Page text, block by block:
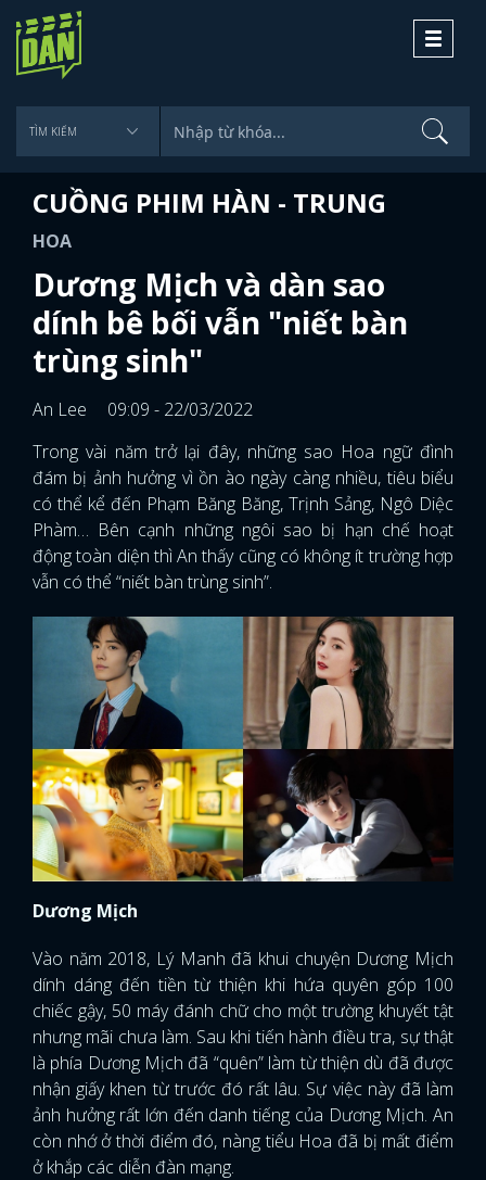
Toggle
CUỒNG PHIM HÀN - TRUNG
HOA
Dương Mịch và dàn sao
dính bê bối vẫn "niết bàn
trùng sinh"
An Lee
09:09 - 22/03/2022
Trong vài năm trở lại đây, những sao Hoa ngữ đình
đám bị ảnh hưởng vì ồn ào ngày càng nhiều, tiêu biểu
có thể kể đến Phạm Băng Băng, Trịnh Sảng, Ngô Diệc
Phàm… Bên cạnh những ngôi sao bị hạn chế hoạt
động toàn diện thì An thấy cũng có không ít trường hợp
vẫn có thể “niết bàn trùng sinh”.
Dương Mịch
Vào năm 2018, Lý Manh đã khui chuyện Dương Mịch
dính dáng đến tiền từ thiện khi hứa quyên góp 100
chiếc gậy, 50 máy đánh chữ cho một trường khuyết tật
nhưng mãi chưa làm. Sau khi tiến hành điều tra, sự thật
là phía Dương Mịch đã “quên” làm từ thiện dù đã được
nhận giấy khen từ trước đó rất lâu. Sự việc này đã làm
ảnh hưởng rất lớn đến danh tiếng của Dương Mịch. An
còn nhớ ở thời điểm đó, nàng tiểu Hoa đã bị mất điểm
ở khắp các diễn đàn mạng.